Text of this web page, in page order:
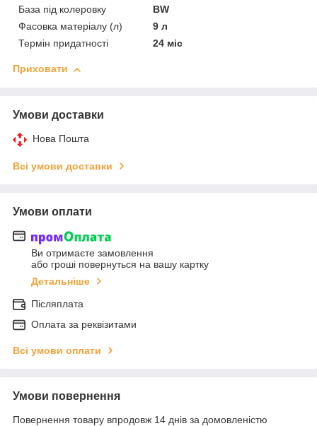
База під колеровку
BW
Фасовка матеріалу (л)
9 л
Термін придатності
24 міс
Приховати
Умови доставки
Нова Пошта
Всі умови доставки
Умови оплати
Ви отримаєте замовлення
або гроші повернуться на вашу картку
Детальніше
Післяплата
Оплата за реквізитами
Всі умови оплати
Умови повернення
Повернення товару впродовж 14 днів за домовленістю